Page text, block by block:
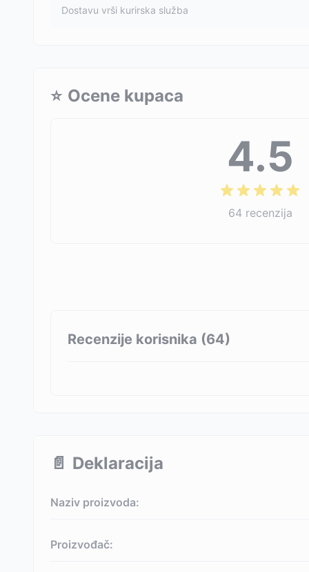
Dostavu vrši kurirska služba
⭐ Ocene kupaca
4.5
64 recenzija
Recenzije korisnika (64)
📄 Deklaracija
Naziv proizvoda:
Proizvođač: